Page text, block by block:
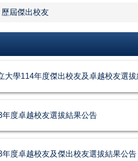
歷屆傑出校友
大學114年度傑出校友及卓越校友選
度卓越校友選拔結果公告
度卓越校友及傑出校友選拔結果公告